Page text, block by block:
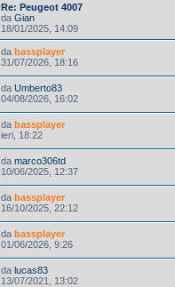
Re: Peugeot 4007
da Gian
18/01/2025, 14:09
da bassplayer
31/07/2026, 18:16
da Umberto83
04/08/2026, 16:02
da bassplayer
ieri, 18:22
da marco306td
10/06/2025, 12:37
da bassplayer
16/10/2025, 22:12
da bassplayer
01/06/2026, 9:26
da lucas83
13/07/2021, 13:02